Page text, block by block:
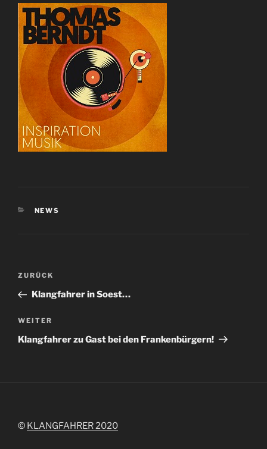
KATEGORIEN
NEWS
Beitragsnavigation
Vorheriger
Beitrag
ZURÜCK
Klangfahrer in Soest…
Nächster
Beitrag
WEITER
Klangfahrer zu Gast bei den Frankenbürgern!
© KLANGFAHRER 2020